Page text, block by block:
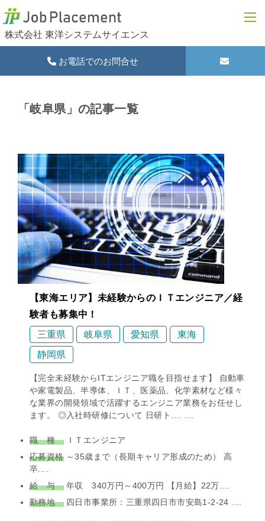
株式会社 東洋システムサイエンス
お電話でのお問合せ
「岐阜県」の記事一覧
【東海エリア】未経験からのＩＴエンジニア／経
験者も募集中！
三重県
岐阜県 愛知県
東海
静岡県
【完全未経験からITエンジニア職を目指せます】 自動車
や家電製品、半導体、ＩＴ、医薬品、化学素材など様々
な業界の開発領域で活躍するエンジニア業務をお任せし
ます。 ◎入社時研修について 日研ト.... ....
職 種ＩＴエンジニア
応募資格～35歳まで（長期キャリア形成のため） 高
卒....
給 与年収 340万円～400万円 【月給】22万....
勤務地四日市事業所：三重県四日市市安島1-2-24 ....